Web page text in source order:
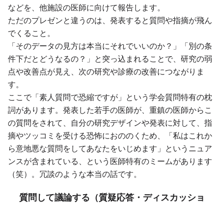
などを、他施設の医師に向けて報告します。
ただのプレゼンと違うのは、発表すると質問や指摘が飛ん
でくること。
「そのデータの見方は本当にそれでいいのか？」「別の条
件下だとどうなるの？」と突っ込まれることで、研究の弱
点や改善点が見え、次の研究や診療の改善につながりま
す。
ここで「素人質問で恐縮ですが」という学会質問特有の枕
詞があります。発表した若手の医師が、重鎮の医師からこ
の質問をされて、自分の研究デザインや発表に対して、指
摘やツッコミを受ける恐怖におののくため、「私はこれか
ら意地悪な質問をしてあなたをいじめます」というニュア
ンスが含まれている、という医師特有のミームがあります
（笑）。冗談のような本当の話です。
質問して議論する（質疑応答・ディスカッショ